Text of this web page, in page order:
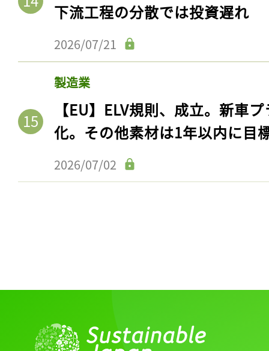
下流工程の分散では投資遅れ
2026/07/21
製造業
【EU】ELV規則、成立。新車
化。その他素材は1年以内に目
2026/07/02